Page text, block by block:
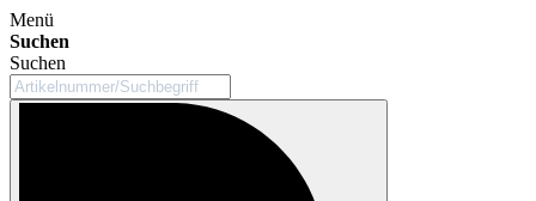
Menü
Suchen
Suchen